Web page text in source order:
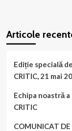
Articole
Ediție specială
CRITIC, 21 mai
Echipa noastră
CRITIC
COMUNICAT